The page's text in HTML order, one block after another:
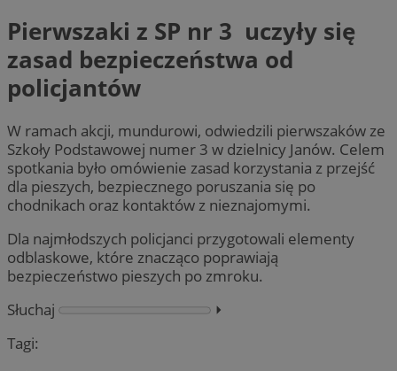
Pierwszaki z SP nr 3 uczyły się
zasad bezpieczeństwa od
policjantów
W ramach akcji, mundurowi, odwiedzili pierwszaków ze
Szkoły Podstawowej numer 3 w dzielnicy Janów. Celem
spotkania było omówienie zasad korzystania z przejść
dla pieszych, bezpiecznego poruszania się po
chodnikach oraz kontaktów z nieznajomymi.
Dla najmłodszych policjanci przygotowali elementy
odblaskowe, które znacząco poprawiają
bezpieczeństwo pieszych po zmroku.
Słuchaj
⏵︎
Tagi: